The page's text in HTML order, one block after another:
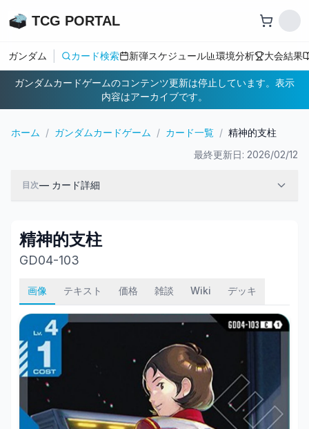
TCG PORTAL
ガンダム カード検索 新弾スケジュール 環境分析 大会結果
ガンダムカードゲームのコンテンツ更新は停止しています。表示
内容はアーカイブです。
ホーム / ガンダムカードゲーム / カード一覧 / 精神的支柱
最終更新日: 2026/02/12
目次— カード詳細
精神的支柱
GD04-103
画像 テキスト 価格 雑談 Wiki デッキ